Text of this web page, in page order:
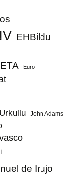
EHBildu
ETA Euro
John Adams
de Irujo